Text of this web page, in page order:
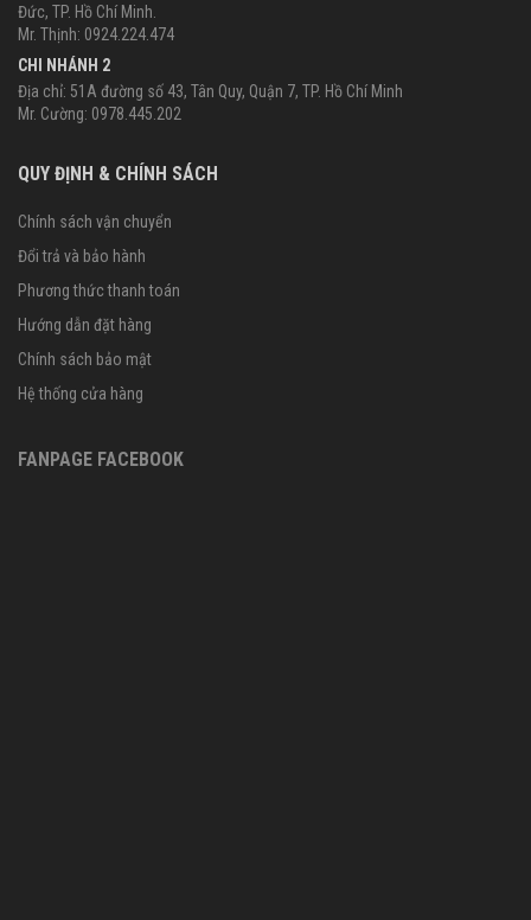
Đức, TP. Hồ Chí Minh.
Mr. Thịnh: 0924.224.474
CHI NHÁNH 2
Địa chỉ: 51A đường số 43, Tân Quy, Quận 7, TP. Hồ Chí Minh
Mr. Cường: 0978.445.202
QUY ĐỊNH & CHÍNH SÁCH
Chính sách vận chuyển
Đổi trả và bảo hành
Phương thức thanh toán
Hướng dẫn đặt hàng
Chính sách bảo mật
Hệ thống cửa hàng
FANPAGE FACEBOOK